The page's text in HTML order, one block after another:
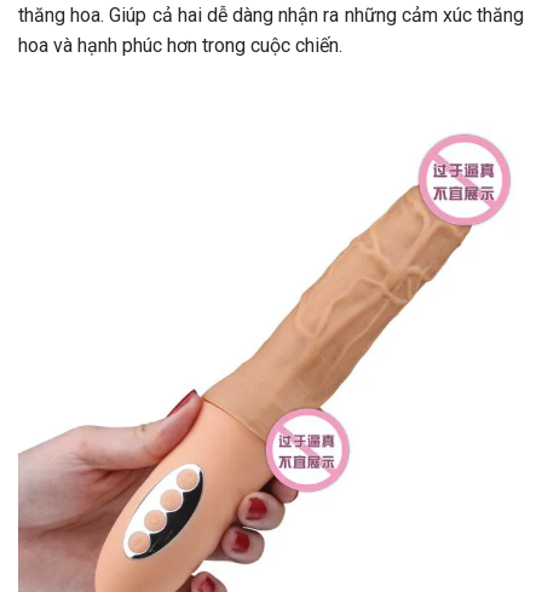
thăng hoa. Giúp cả hai dễ dàng nhận ra những cảm xúc thăng
hoa và hạnh phúc hơn trong cuộc chiến.